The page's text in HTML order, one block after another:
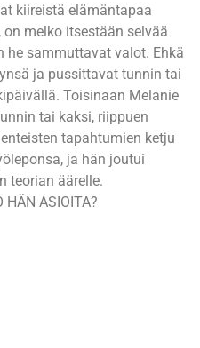
kiireistä elämäntapaa
melko itsestään selvää
he sammuttavat valot. Ehkä
ja pussittavat tunnin tai
Toisinaan Melanie
tai kaksi, riippuen
tapahtumien ketju
ja hän joutui
teorian äärelle.
HÄN ASIOITA?